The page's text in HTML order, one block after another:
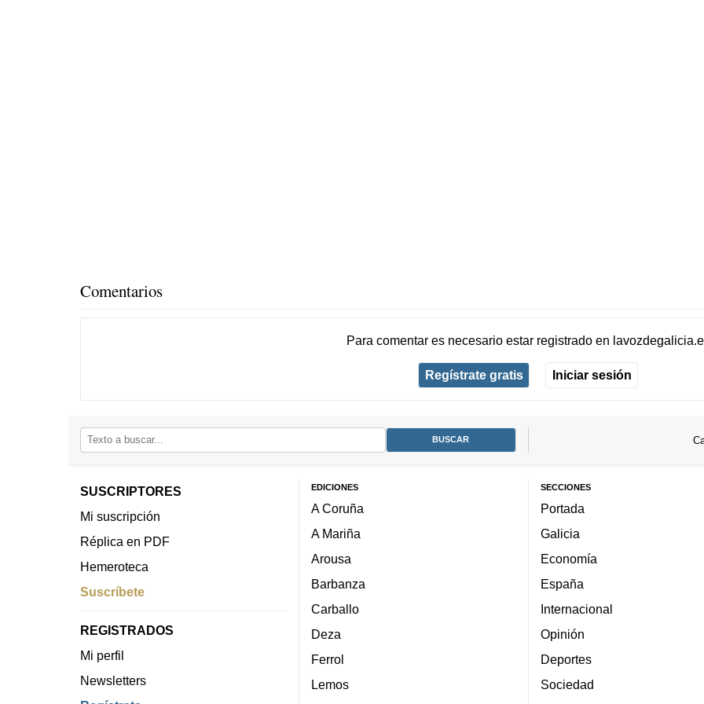
Comentarios
Para comentar es necesario estar registradoen
Regístrate gratis Iniciar sesión
SUSCRIPTORES
Mi suscripción
Réplica en PDF
Hemeroteca
Suscríbete
REGISTRADOS
Mi perfil
Newsletters
EDICIONES
A Coruña
A Mariña
Arousa
Barbanza
Carballo
Deza
Ferrol
Lemos
SECCIONES
Portada
Galicia
Economía
España
Internacional
Opinión
Deportes
Sociedad